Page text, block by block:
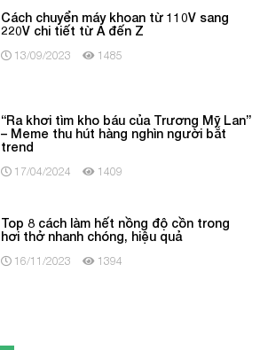
Cách chuyển máy khoan từ 110V sang
220V chi tiết từ A đến Z
13/09/2023 1485
“Ra khơi tìm kho báu của Trương Mỹ Lan”
– Meme thu hút hàng nghìn người bắt
trend
17/04/2024 1409
Top 8 cách làm hết nồng độ cồn trong
hơi thở nhanh chóng, hiệu quả
16/11/2023 1394